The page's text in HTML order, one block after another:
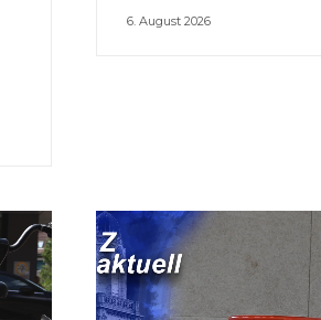
6. August 2026